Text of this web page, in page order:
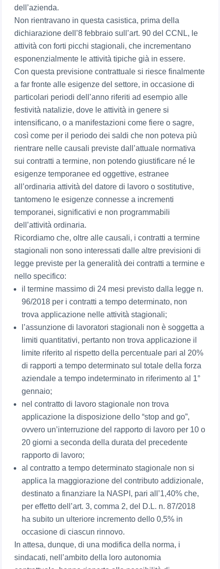
dell’azienda.
Non rientravano in questa casistica, prima della
dichiarazione dell’8 febbraio sull’art. 90 del CCNL, le
attività con forti picchi stagionali, che incrementano
esponenzialmente le attività tipiche già in essere.
Con questa previsione contrattuale si riesce finalmente
a far fronte alle esigenze del settore, in occasione di
particolari periodi dell’anno riferiti ad esempio alle
festività natalizie, dove le attività in genere si
intensificano, o a manifestazioni come fiere o sagre,
così come per il periodo dei saldi che non poteva più
rientrare nelle causali previste dall’attuale normativa
sui contratti a termine, non potendo giustificare né le
esigenze temporanee ed oggettive, estranee
all’ordinaria attività del datore di lavoro o sostitutive,
tantomeno le esigenze connesse a incrementi
temporanei, significativi e non programmabili
dell’attività ordinaria.
Ricordiamo che, oltre alle causali, i contratti a termine
stagionali non sono interessati dalle altre previsioni di
legge previste per la generalità dei contratti a termine e
nello specifico:
il termine massimo di 24 mesi previsto dalla legge n.
96/2018 per i contratti a tempo determinato, non
trova applicazione nelle attività stagionali;
l’assunzione di lavoratori stagionali non è soggetta a
limiti quantitativi, pertanto non trova applicazione il
limite riferito al rispetto della percentuale pari al 20%
di rapporti a tempo determinato sul totale della forza
aziendale a tempo indeterminato in riferimento al 1°
gennaio;
nel contratto di lavoro stagionale non trova
applicazione la disposizione dello “stop and go”,
ovvero un’interruzione del rapporto di lavoro per 10 o
20 giorni a seconda della durata del precedente
rapporto di lavoro;
al contratto a tempo determinato stagionale non si
applica la maggiorazione del contributo addizionale,
destinato a finanziare la NASPI, pari all’1,40% che,
per effetto dell’art. 3, comma 2, del D.L. n. 87/2018
ha subito un ulteriore incremento dello 0,5% in
occasione di ciascun rinnovo.
In attesa, dunque, di una modifica della norma, i
sindacati, nell’ambito della loro autonomia